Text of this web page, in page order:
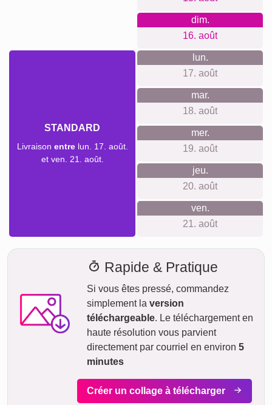
Quelque chose pour chaque
occasion...
Idéal pour un anniversaire de grands-parents, la Fête des
Grands-Mères, Noël, la Fête des Mères ou des Pères, une
naissance, un baptême, un mariage, un jubilé, la fête des
pour décorer la maison avec des souvenirs communs.
Délai de livraison et aperçu de
livraison
Nous ne voulons pas faire de fausses promesses de
livraison. Avec notre aperçu de livraison, vous pouvez voir à
tout moment quand votre produit sera livré si vous
Avec notre livraison express prioritaire, votre collage photo